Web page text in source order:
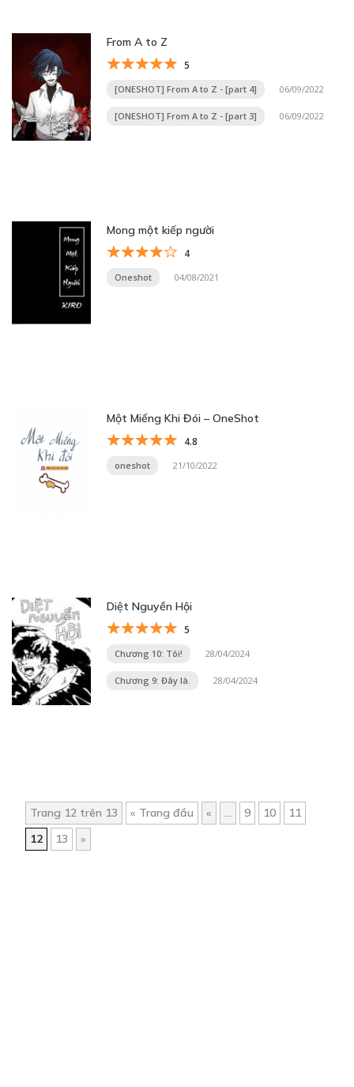
From A to Z
5
[ONESHOT] From A to Z - [part 4] 06/09/2022
[ONESHOT] From A to Z - [part 3] 06/09/2022
Mong một kiếp người
4
Oneshot 04/08/2021
Một Miếng Khi Đói – OneShot
4.8
oneshot 21/10/2022
Diệt Nguyền Hội
5
Chương 10: Tôi! 28/04/2024
Chương 9: Đây là. 28/04/2024
Trang 12 trên 13 « Trang đầu « ... 9 10
11
12
13 »